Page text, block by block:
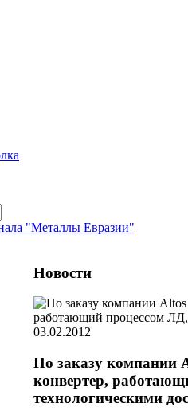
"Металлы Евразии"
Новости
03.02.2012
По заказу компании
конвертер,
технологическими